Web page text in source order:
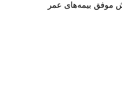
موفق بیمه‌های عمر